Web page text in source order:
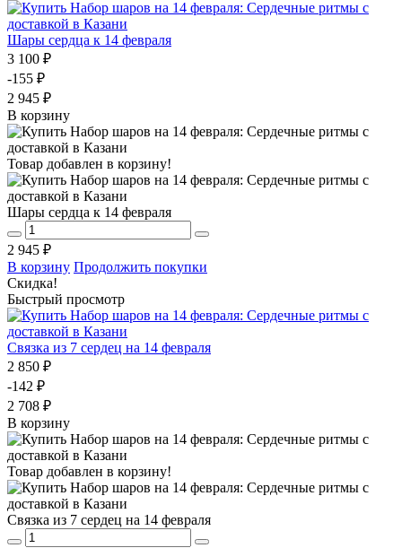
Шары сердца к 14 февраля
3 100 ₽
-155 ₽
2 945 ₽
В корзину
Товар добавлен в корзину!
Шары сердца к 14 февраля
2 945 ₽
В корзину Продолжить покупки
Скидка!
Быстрый просмотр
Связка из 7 сердец на 14 февраля
2 850 ₽
-142 ₽
2 708 ₽
В корзину
Товар добавлен в корзину!
Связка из 7 сердец на 14 февраля